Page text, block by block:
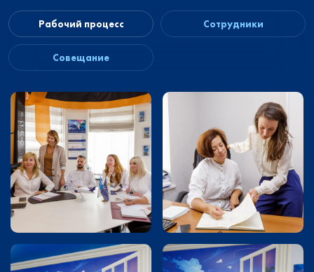
Рабочий процесс Сотрудники
Совещание